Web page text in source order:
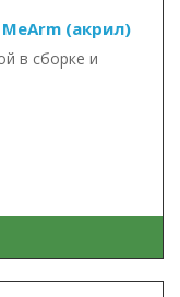
(акрил)
в сборке и